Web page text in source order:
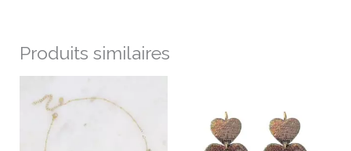
Produits similaires